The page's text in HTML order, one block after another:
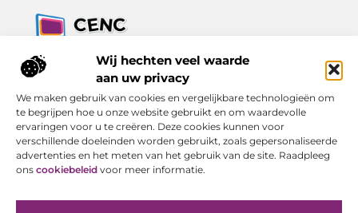
Wij hechten veel waarde
aan uw privacy
We maken gebruik van cookies en vergelijkbare technologieën om
te begrijpen hoe u onze website gebruikt en om waardevolle
ervaringen voor u te creëren. Deze cookies kunnen voor
verschillende doeleinden worden gebruikt, zoals gepersonaliseerde
advertenties en het meten van het gebruik van de site. Raadpleeg
ons cookiebeleid voor meer informatie.
Jouw bron voor inzichten, tips en nieuws uit de digitale
Ontdek alles wat je moet weten over het dagelijks leven, met
een focus op praktische adviezen en actuele trends.
Bericht categorie
Onze informatie